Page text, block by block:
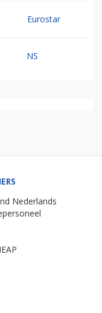
Eurostar
NS
Nederlands